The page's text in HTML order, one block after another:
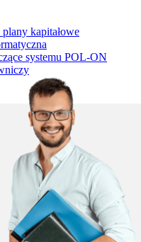
kapitałowe
systemu POL-ON